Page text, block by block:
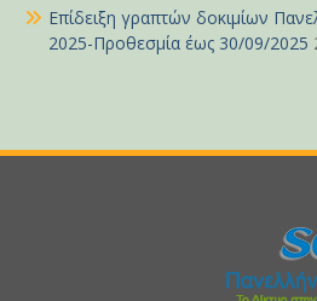
Επίδειξη γραπτών δοκιμίων
2025-Προθεσμία έως 30/09/2025